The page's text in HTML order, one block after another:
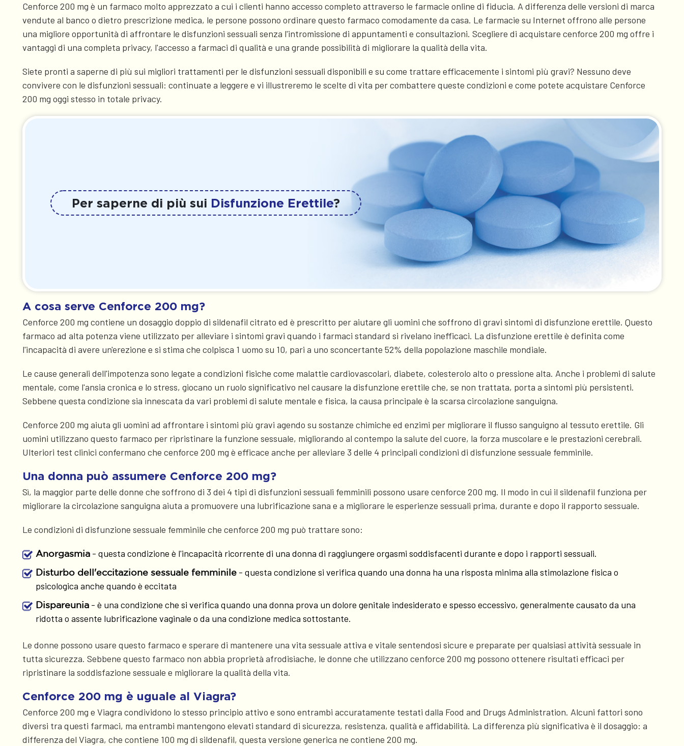
Cenforce 200 mg è un farmaco molto apprezzato a cui i clienti hanno accesso completo attraverso le farmacie online di fiducia. A differenza delle versioni di marca
vendute al banco o dietro prescrizione medica, le persone possono ordinare questo farmaco comodamente da casa. Le farmacie su Internet offrono alle persone
una migliore opportunità di affrontare le disfunzioni sessuali senza l'intromissione di appuntamenti e consultazioni. Scegliere di acquistare cenforce 200 mg offre i
vantaggi di una completa privacy, l'accesso a farmaci di qualità e una grande possibilità di migliorare la qualità della vita.
Siete pronti a saperne di più sui migliori trattamenti per le disfunzioni sessuali disponibili e su come trattare efficacemente i sintomi più gravi? Nessuno deve
convivere con le disfunzioni sessuali: continuate a leggere e vi illustreremo le scelte di vita per combattere queste condizioni e come potete acquistare Cenforce
200 mg oggi stesso in totale privacy.
Per saperne di più sui Disfunzione Erettile?
A cosa serve Cenforce 200 mg?
Cenforce 200 mg contiene un dosaggio doppio di sildenafil citrato ed è prescritto per aiutare gli uomini che soffrono di gravi sintomi di disfunzione erettile. Questo
farmaco ad alta potenza viene utilizzato per alleviare i sintomi gravi quando i farmaci standard si rivelano inefficaci. La disfunzione erettile è definita come
l'incapacità di avere un'erezione e si stima che colpisca 1 uomo su 10, pari a uno sconcertante 52% della popolazione maschile mondiale.
Le cause generali dell'impotenza sono legate a condizioni fisiche come malattie cardiovascolari, diabete, colesterolo alto o pressione alta. Anche i problemi di salute
mentale, come l'ansia cronica e lo stress, giocano un ruolo significativo nel causare la disfunzione erettile che, se non trattata, porta a sintomi più persistenti.
Sebbene questa condizione sia innescata da vari problemi di salute mentale e fisica, la causa principale è la scarsa circolazione sanguigna.
Cenforce 200 mg aiuta gli uomini ad affrontare i sintomi più gravi agendo su sostanze chimiche ed enzimi per migliorare il flusso sanguigno al tessuto erettile. Gli
uomini utilizzano questo farmaco per ripristinare la funzione sessuale, migliorando al contempo la salute del cuore, la forza muscolare e le prestazioni cerebrali.
Ulteriori test clinici confermano che cenforce 200 mg è efficace anche per alleviare 3 delle 4 principali condizioni di disfunzione sessuale femminile.
Una donna può assumere Cenforce 200 mg?
Sì, la maggior parte delle donne che soffrono di 3 dei 4 tipi di disfunzioni sessuali femminili possono usare cenforce 200 mg. Il modo in cui il sildenafil funziona per
migliorare la circolazione sanguigna aiuta a promuovere una lubrificazione sana e a migliorare le esperienze sessuali prima, durante e dopo il rapporto sessuale.
Le condizioni di disfunzione sessuale femminile che cenforce 200 mg può trattare sono:
Anorgasmia - questa condizione è l'incapacità ricorrente di una donna di raggiungere orgasmi soddisfacenti durante e dopo i rapporti sessuali.
Disturbo dell'eccitazione sessuale femminile - questa condizione si verifica quando una donna ha una risposta minima alla stimolazione fisica o
psicologica anche quando è eccitata
Dispareunia - è una condizione che si verifica quando una donna prova un dolore genitale indesiderato e spesso eccessivo, generalmente causato da una
ridotta o assente lubrificazione vaginale o da una condizione medica sottostante.
Le donne possono usare questo farmaco e sperare di mantenere una vita sessuale attiva e vitale sentendosi sicure e preparate per qualsiasi attività sessuale in
tutta sicurezza. Sebbene questo farmaco non abbia proprietà afrodisiache, le donne che utilizzano cenforce 200 mg possono ottenere risultati efficaci per
ripristinare la soddisfazione sessuale e migliorare la qualità della vita.
Cenforce 200 mg è uguale al Viagra?
Cenforce 200 mg e Viagra condividono lo stesso principio attivo e sono entrambi accuratamente testati dalla Food and Drugs Administration. Alcuni fattori sono
diversi tra questi farmaci, ma entrambi mantengono elevati standard di sicurezza, resistenza, qualità e affidabilità. La differenza più significativa è il dosaggio: a
differenza del Viagra, che contiene 100 mg di sildenafil, questa versione generica ne contiene 200 mg.